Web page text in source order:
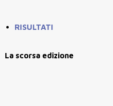
RISULTATI
La scorsa edizione